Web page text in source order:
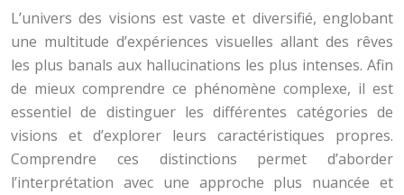
L’univers des visions est vaste et diversifié, englobant
une multitude d’expériences visuelles allant des rêves
les plus banals aux hallucinations les plus intenses. Afin
de mieux comprendre ce phénomène complexe, il est
essentiel de distinguer les différentes catégories de
visions et d’explorer leurs caractéristiques propres.
Comprendre ces distinctions permet d’aborder
l’interprétation avec une approche plus nuancée et